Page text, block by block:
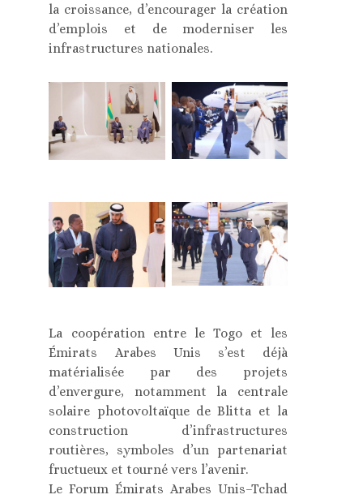
la croissance, d’encourager la création
d’emplois et de moderniser les
infrastructures nationales.
La coopération entre le Togo et les
Émirats Arabes Unis s’est déjà
matérialisée par des projets
d’envergure, notamment la centrale
solaire photovoltaïque de Blitta et la
construction d’infrastructures
routières, symboles d’un partenariat
fructueux et tourné vers l’avenir.
Le Forum Émirats Arabes Unis–Tchad